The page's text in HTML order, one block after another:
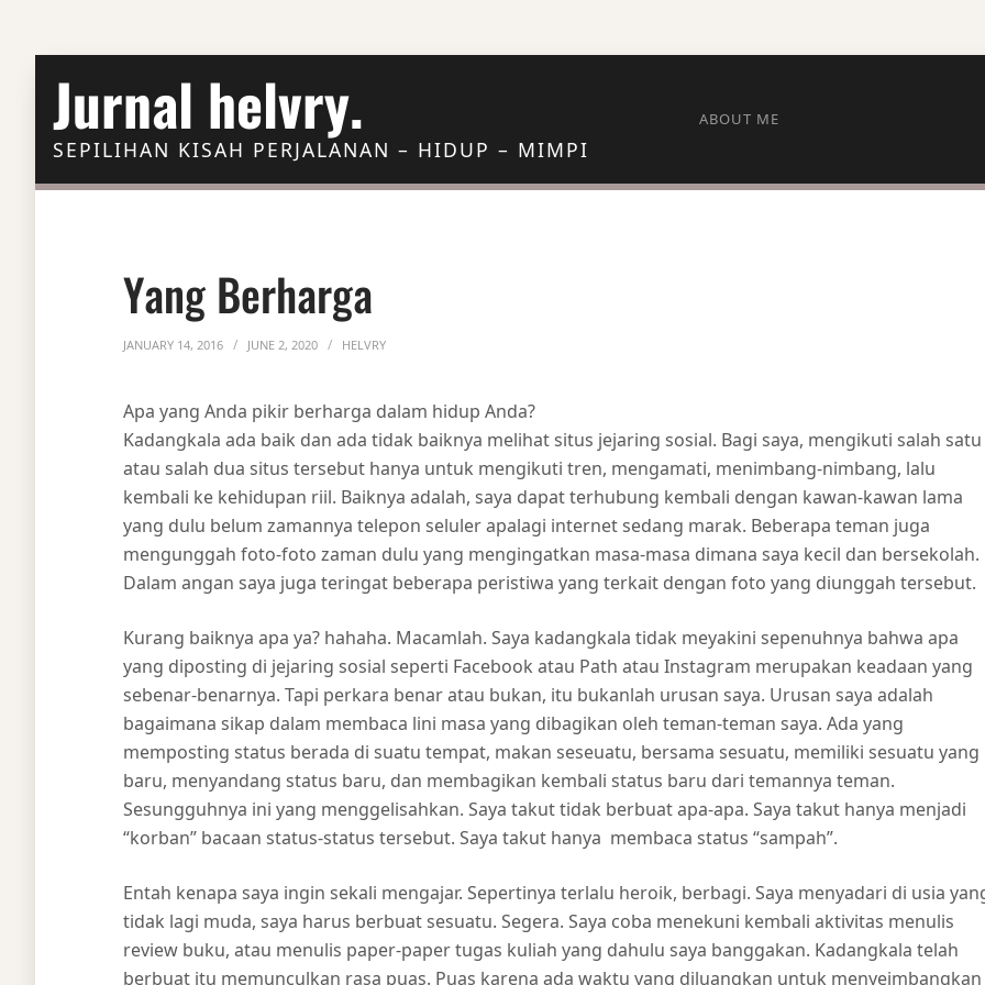
Jurnal helvry.
SEPILIHAN KISAH PERJALANAN – HIDUP – MIMPI
ABOUT ME
Yang Berharga
JANUARY 14, 2016 JUNE 2, 2020 HELVRY
Apa yang Anda pikir berharga dalam hidup Anda?
Kadangkala ada baik dan ada tidak baiknya melihat situs jejaring sosial. Bagi saya, mengikuti salah satu
atau salah dua situs tersebut hanya untuk mengikuti tren, mengamati, menimbang-nimbang, lalu
kembali ke kehidupan riil. Baiknya adalah, saya dapat terhubung kembali dengan kawan-kawan lama
yang dulu belum zamannya telepon seluler apalagi internet sedang marak. Beberapa teman juga
mengunggah foto-foto zaman dulu yang mengingatkan masa-masa dimana saya kecil dan bersekolah.
Dalam angan saya juga teringat beberapa peristiwa yang terkait dengan foto yang diunggah tersebut.
Kurang baiknya apa ya? hahaha. Macamlah. Saya kadangkala tidak meyakini sepenuhnya bahwa apa
yang diposting di jejaring sosial seperti Facebook atau Path atau Instagram merupakan keadaan yang
sebenar-benarnya. Tapi perkara benar atau bukan, itu bukanlah urusan saya. Urusan saya adalah
bagaimana sikap dalam membaca lini masa yang dibagikan oleh teman-teman saya. Ada yang
memposting status berada di suatu tempat, makan seseuatu, bersama sesuatu, memiliki sesuatu yang
baru, menyandang status baru, dan membagikan kembali status baru dari temannya teman.
Sesungguhnya ini yang menggelisahkan. Saya takut tidak berbuat apa-apa. Saya takut hanya menjadi
“korban” bacaan status-status tersebut. Saya takut hanya membaca status “sampah”.
Entah kenapa saya ingin sekali mengajar. Sepertinya terlalu heroik, berbagi. Saya menyadari di usia
tidak lagi muda, saya harus berbuat sesuatu. Segera. Saya coba menekuni kembali aktivitas menulis
review buku, atau menulis paper-paper tugas kuliah yang dahulu saya banggakan. Kadangkala telah
berbuat itu memunculkan rasa puas. Puas karena ada waktu yang diluangkan untuk menyeimbangkan